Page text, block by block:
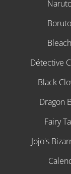
Détective
Black
Dragon
Fairy
Jojo's